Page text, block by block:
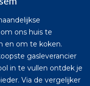
ons huis te
en om te koken.
gasleverancier
in te vullen ontdek je
Via de vergelijker